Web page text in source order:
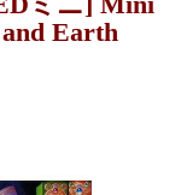
Earth